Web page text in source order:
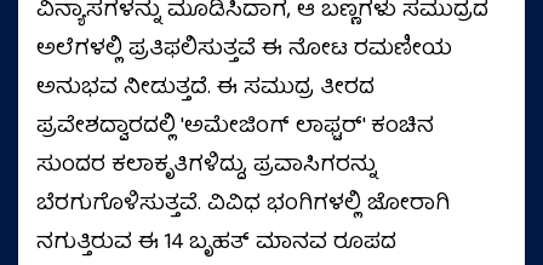
ವಿನ್ಯಾಸಗಳನ್ನು ಮೂಡಿಸಿದಾಗ, ಆ ಬಣ್ಣಗಳು ಸಮುದ್ರದ
ಅಲೆಗಳಲ್ಲಿ ಪ್ರತಿಫಲಿಸುತ್ತವೆ ಈ ನೋಟ ರಮಣೀಯ
ಅನುಭವ ನೀಡುತ್ತದೆ. ಈ ಸಮುದ್ರ ತೀರದ
ಪ್ರವೇಶದ್ವಾರದಲ್ಲಿ 'ಅಮೇಜಿಂಗ್ ಲಾಫ್ಟರ್' ಕಂಚಿನ
ಸುಂದರ ಕಲಾಕೃತಿಗಳಿದ್ದು, ಪ್ರವಾಸಿಗರನ್ನು
ಬೆರಗುಗೊಳಿಸುತ್ತವೆ. ವಿವಿಧ ಭಂಗಿಗಳಲ್ಲಿ ಜೋರಾಗಿ
ನಗುತ್ತಿರುವ ಈ 14 ಬೃಹತ್ ಮಾನವ ರೂಪದ